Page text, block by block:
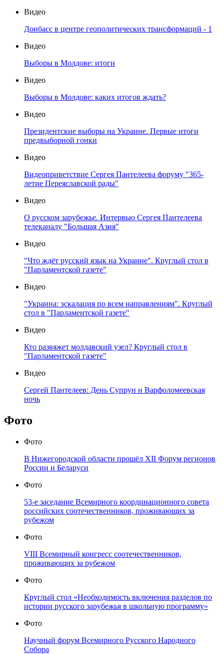
Видео
Донбасс в центре геополитических трансформаций - 1
Видео
Выборы в Молдове: итоги
Видео
Выборы в Молдове: каких итогов ждать?
Видео
Президентские выборы на Украине. Первые итоги
предвыборной гонки
Видео
Видеоприветствие Сергея Пантелеева форуму "365-
летие Переяславской рады"
Видео
О русском зарубежье. Интервью Сергея Пантелеева
телеканалу "Большая Азия"
Видео
"Что ждёт русский язык на Украине". Круглый стол в
"Парламентской газете"
Видео
"Украина: эскалация по всем направлениям". Круглый
стол в "Парламентской газете"
Видео
Кто развяжет молдавский узел? Круглый стол в
"Парламентской газете"
Видео
Сергей Пантелеев: День Супрун и Варфоломеевская
ночь
Фото
Фото
В Нижегородской области прошёл XII Форум регионов
России и Беларуси
Фото
53-е заседание Всемирного координационного совета
российских соотечественников, проживающих за
рубежом
Фото
VIII Всемирный конгресс соотечественников,
проживающих за рубежом
Фото
Круглый стол «Необходимость включения разделов по
истории русского зарубежья в школьную программу»
Фото
Научный форум Всемирного Русского Народного
Собора